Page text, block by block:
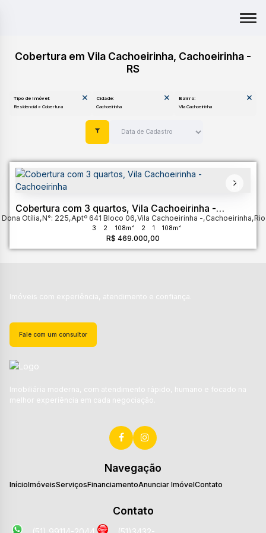
Cobertura em Vila Cachoeirinha, Cachoeirinha -
RS
Tipo de Imóvel:
Cidade:
Bairro:
Cobertura com 3 quartos, Vila Cachoeirinha -
Cachoeirinha
R$ 469.000,00
Dona Otília,N°: 225,Aptº 641 Bloco 06,Vila Cachoeirinha ,Cachoeirinha,
3 2 108m² 2 1 108m²
Imóveis com experiência, atendimento e confiança.
Fale com um consultor
Imobiliária moderna, com atendimento rápido, humano e focado na
melhor experiência em cada negociação.
Navegação
InícioImóveisServiçosFinanciamentoAnunciar ImóvelContato
Contato